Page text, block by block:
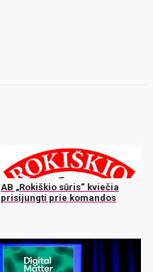
AB „Rokiškio sūris“ kviečia
prisijungti prie komandos